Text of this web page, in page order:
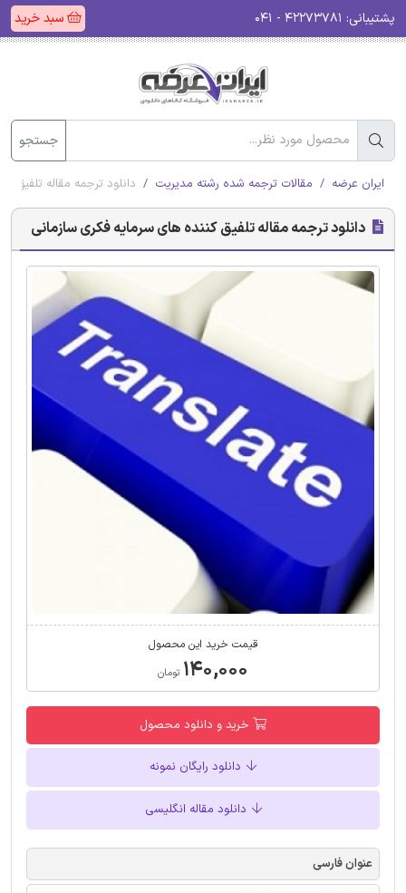
پشتیبانی: سبد خرید
جستجو
ایران عرضه مقالات ترجمه شده رشته مدیریت دانلود ترجمه مقاله تلفیق
دانلود ترجمه مقاله تلفیق کننده های سرمایه فکری سازمانی
قیمت خرید این محصول
۱۴۰,۰۰۰ تومان
خرید و دانلود محصول
دانلود رایگان نمونه
دانلود مقاله انگلیسی
عنوان فارسی